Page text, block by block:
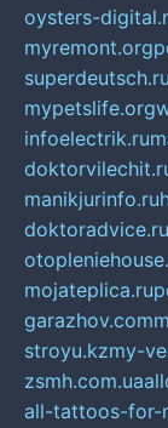
oysters-
myremont.org
superdeutsch.ru
mypetslife.org
infoelectrik.ru
manikjurinfo.ru
doktoradvice.ru
mojateplica.ru
garazhov.com
stroyu.kzmy-
zsmh.com.ua
all-tattoos-for-